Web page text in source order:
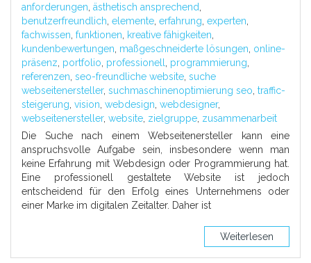
anforderungen, ästhetisch ansprechend,
benutzerfreundlich, elemente, erfahrung, experten,
fachwissen, funktionen, kreative fähigkeiten,
kundenbewertungen, maßgeschneiderte lösungen, online-
präsenz, portfolio, professionell, programmierung,
referenzen, seo-freundliche website, suche
webseitenersteller, suchmaschinenoptimierung seo, traffic-
steigerung, vision, webdesign, webdesigner,
webseitenersteller, website, zielgruppe, zusammenarbeit
Die Suche nach einem Webseitenersteller kann eine
anspruchsvolle Aufgabe sein, insbesondere wenn man
keine Erfahrung mit Webdesign oder Programmierung hat.
Eine professionell gestaltete Website ist jedoch
entscheidend für den Erfolg eines Unternehmens oder
einer Marke im digitalen Zeitalter. Daher ist
Weiterlesen